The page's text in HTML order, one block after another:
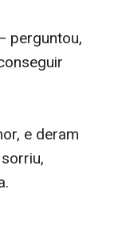
perguntou,
e deram